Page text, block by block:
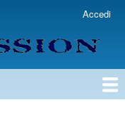
Accedi